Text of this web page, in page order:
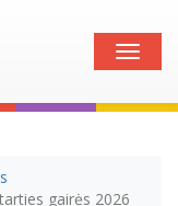
Toggle
gairės 2026